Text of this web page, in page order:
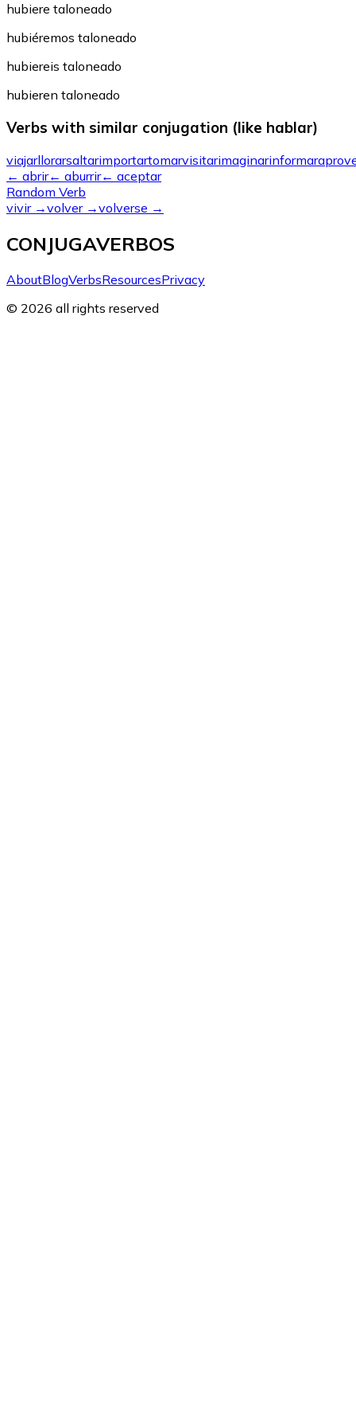
hubiere taloneado
hubiéremos taloneado
hubiereis taloneado
hubieren taloneado
Verbs with similar conjugation (like hablar)
viajarllorarsaltarimportartomarvisitarimaginarinformar
← abrir← aburrir← aceptar
Random Verb
vivir→volver→volverse →
CONJUGAVERBOS
AboutBlogVerbsResourcesPrivacy
© 2026 all rights reserved